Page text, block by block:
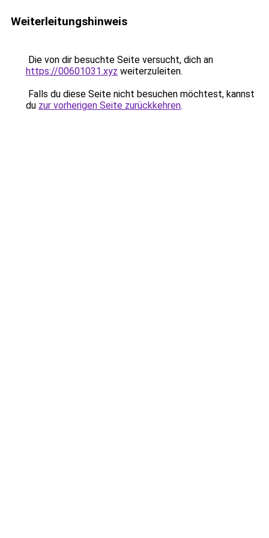
Weiterleitungshinweis
Die von dir besuchte Seite versucht, dich an
https://00601031.xyz weiterzuleiten.
Falls du diese Seite nicht besuchen möchtest, kannst
du zur vorherigen Seite zurückkehren.